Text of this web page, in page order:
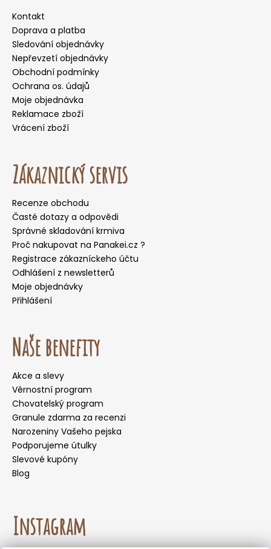
Kontakt
Doprava a platba
Sledování objednávky
Nepřevzetí objednávky
Obchodní podmínky
Ochrana os. údajů
Moje objednávka
Reklamace zboží
Vrácení zboží
Zákaznický servis
Recenze obchodu
Časté dotazy a odpovědi
Správné skladování krmiva
Proč nakupovat na Panakei.cz ?
Registrace zákazníckeho účtu
Odhlášení z newsletterů
Moje objednávky
Přihlášení
Naše benefity
Akce a slevy
Věrnostní program
Chovatelský program
Granule zdarma za recenzi
Narozeniny Vašeho pejska
Podporujeme útulky
Slevové kupóny
Blog
Instagram